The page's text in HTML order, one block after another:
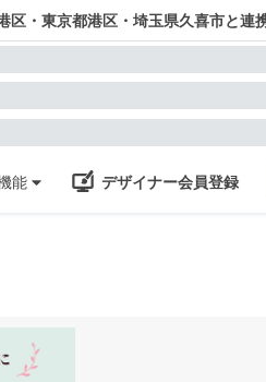
区・東京都港区・埼玉県久喜市と連
能 デザイナー会員登録